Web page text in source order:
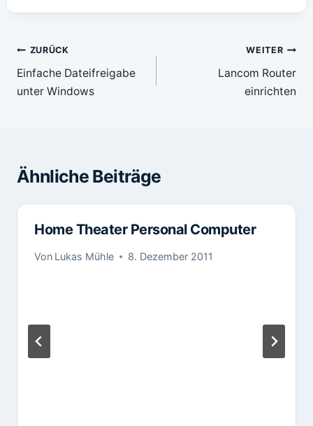
Beitragsnavigation
ZURÜCK
Einfache Dateifreigabe
unter Windows
WEITER
Lancom Router
einrichten
Ähnliche Beiträge
Home Theater Personal Computer
Von Lukas Mühle 8. Dezember 2011